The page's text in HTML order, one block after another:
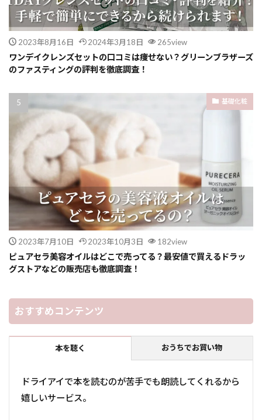
2023年8月16日 2024年3月18日 265view
ワンデイクレンズセットの口コミは痩せない？グリーンブラザーズ
のファスティングの評判を徹底調査！
基礎化粧
2023年7月10日 2023年10月3日 182view
ピュアセラ美容オイルはどこで売ってる？最安値で買えるドラッ
グストアなどの販売店も徹底調査！
おすすめコンテンツ
本を聴く おうちでお買い物
ドライアイで本を読むのが苦手でも朗読してくれるから
嬉しいサービス。